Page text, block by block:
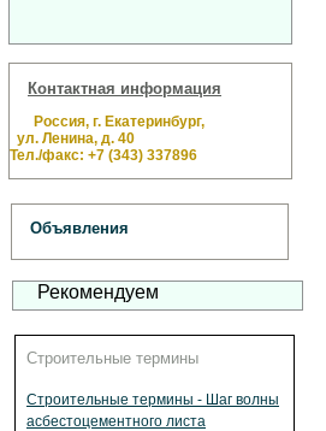
Контактная информация
Россия, г. Екатеринбург,
ул. Ленина, д. 40
Тел./факс: +7 (343) 337896
Объявления
Рекомендуем
Строительные термины
Строительные термины - Шаг волны
асбестоцементного листа